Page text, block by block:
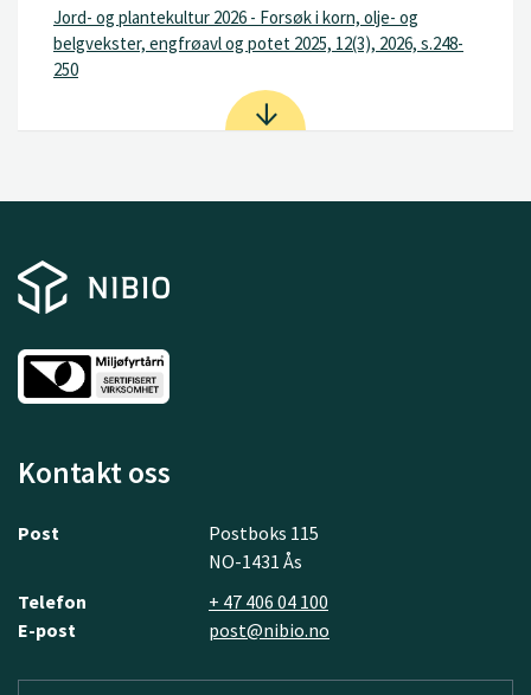
Jord- og plantekultur 2026 - Forsøk i korn, olje- og
belgvekster, engfrøavl og potet 2025, 12(3), 2026, s.248-
250
Kontakt oss
Post
Postboks 115
NO-1431 Ås
Telefon
+ 47 406 04 100
E-post
post@nibio.no